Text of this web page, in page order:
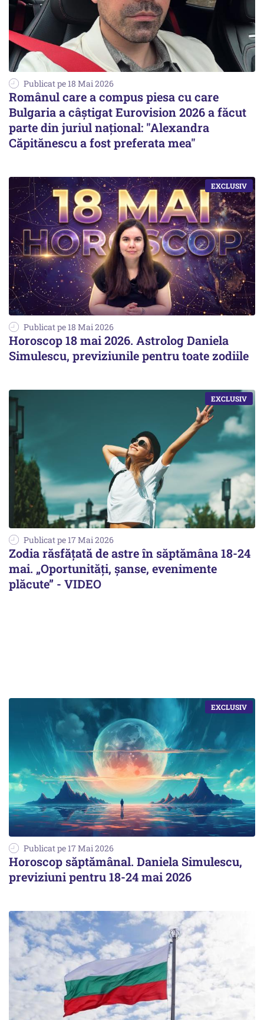
Publicat pe 18 Mai 2026
Românul care a compus piesa cu care
Bulgaria a câştigat Eurovision 2026 a făcut
parte din juriul național: "Alexandra
Căpitănescu a fost preferata mea"
Publicat pe 18 Mai 2026
Horoscop 18 mai 2026. Astrolog Daniela
Simulescu, previziunile pentru toate zodiile
Publicat pe 17 Mai 2026
Zodia răsfățată de astre în săptămâna 18-24
mai. „Oportunități, șanse, evenimente
plăcute” - VIDEO
Publicat pe 17 Mai 2026
Horoscop săptămânal. Daniela Simulescu,
previziuni pentru 18-24 mai 2026